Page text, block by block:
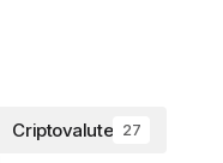
Criptovalute 27